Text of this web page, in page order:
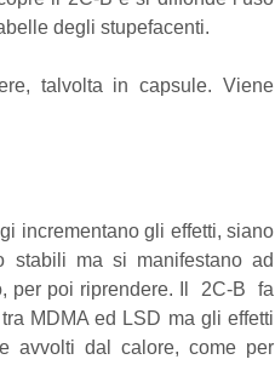
degli stupefacenti.
talvolta in capsule. Viene
incrementano gli effetti, siano
stabili ma si manifestano ad
per poi riprendere. Il 2C-B fa
MDMA ed LSD ma gli effetti
avvolti dal calore, come per